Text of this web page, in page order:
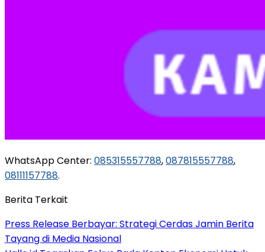
WhatsApp Center: 085315557788,087815557788,
08111157788.
Berita Terkait
Press Release Berbayar: Strategi Cerdas Jamin Berita
Tayang di Media Nasional